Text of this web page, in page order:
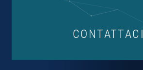
CONTATTACI